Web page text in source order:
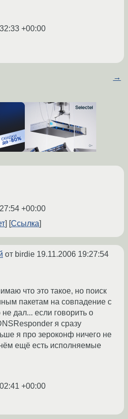
+00:00
→
+00:00
Ссылка
от birdie 19.11.2006 19:27:54
что это такое, но поиск
пакетам на совпадение с
дал... если говорить о
я сразу
я про зероконф ничего не
ещё есть исполняемые
+00:00